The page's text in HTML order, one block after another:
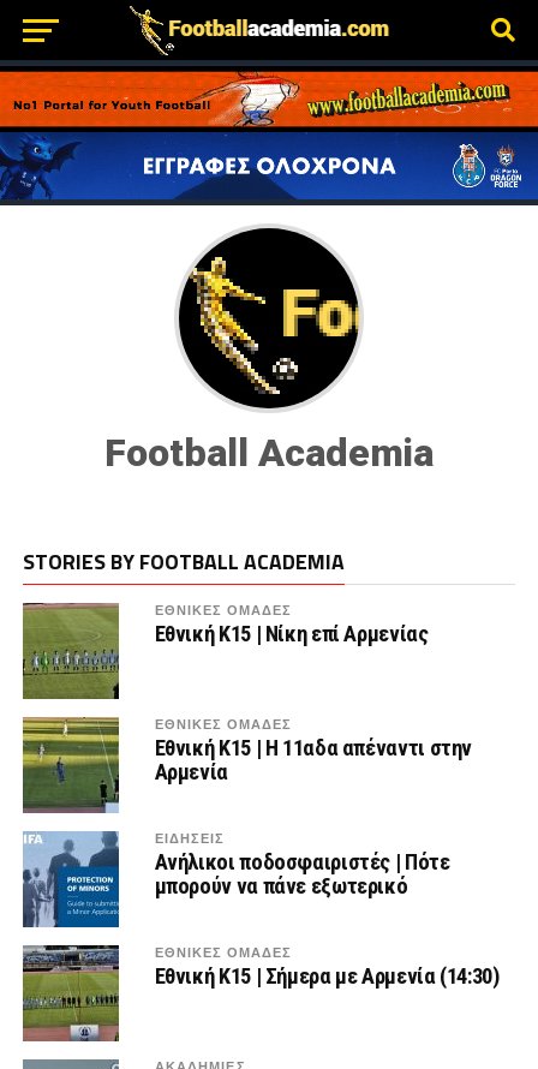
Football Academia
STORIES BY FOOTBALL ACADEMIA
ΕΘΝΙΚΕΣ ΟΜΑΔΕΣ
Εθνική Κ15 | Νίκη επί Αρμενίας
ΕΘΝΙΚΕΣ ΟΜΑΔΕΣ
Εθνική Κ15 | Η 11αδα απέναντι στην
Αρμενία
ΕΙΔΗΣΕΙΣ
Ανήλικοι ποδοσφαιριστές | Πότε
μπορούν να πάνε εξωτερικό
ΕΘΝΙΚΕΣ ΟΜΑΔΕΣ
Εθνική Κ15 | Σήμερα με Αρμενία (14:30)